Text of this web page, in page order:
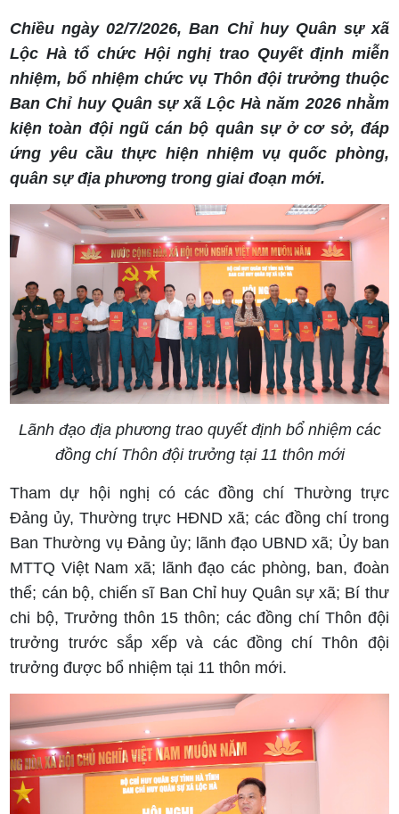
Chiều ngày 02/7/2026, Ban Chỉ huy Quân sự xã
Lộc Hà tổ chức Hội nghị trao Quyết định miễn
nhiệm, bổ nhiệm chức vụ Thôn đội trưởng thuộc
Ban Chỉ huy Quân sự xã Lộc Hà năm 2026 nhằm
kiện toàn đội ngũ cán bộ quân sự ở cơ sở, đáp
ứng yêu cầu thực hiện nhiệm vụ quốc phòng,
quân sự địa phương trong giai đoạn mới.
Lãnh đạo địa phương trao quyết định bổ nhiệm các
đồng chí Thôn đội trưởng tại 11 thôn mới
Tham dự hội nghị có các đồng chí Thường trực
Đảng ủy, Thường trực HĐND xã; các đồng chí trong
Ban Thường vụ Đảng ủy; lãnh đạo UBND xã; Ủy ban
MTTQ Việt Nam xã; lãnh đạo các phòng, ban, đoàn
thể; cán bộ, chiến sĩ Ban Chỉ huy Quân sự xã; Bí thư
chi bộ, Trưởng thôn 15 thôn; các đồng chí Thôn đội
trưởng trước sắp xếp và các đồng chí Thôn đội
trưởng được bổ nhiệm tại 11 thôn mới.